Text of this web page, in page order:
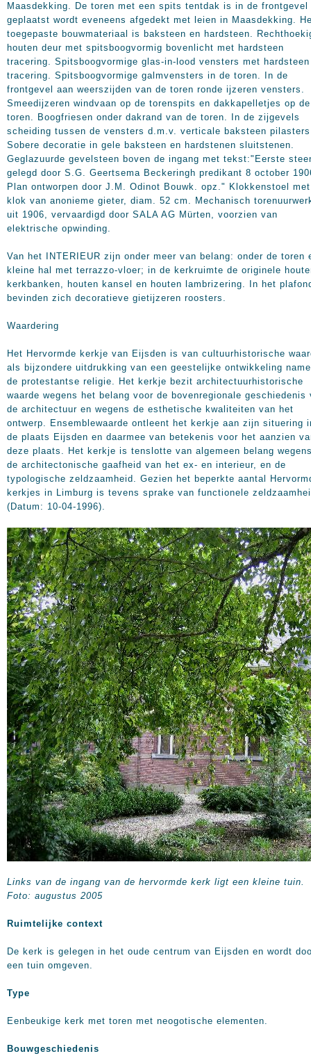
Maasdekking. De toren met een spits tentdak is in de frontgevel
geplaatst wordt eveneens afgedekt met leien in Maasdekking.
toegepaste bouwmateriaal is baksteen en hardsteen.
houten deur met spitsboogvormig bovenlicht met hardsteen
tracering. Spitsboogvormige glas-in-lood vensters met hardsteen
tracering. Spitsboogvormige galmvensters in de toren. In de
frontgevel aan weerszijden van de toren ronde ijzeren vensters.
Smeedijzeren windvaan op de torenspits en dakkapelletjes op de
toren. Boogfriesen onder dakrand van de toren. In de zijgevels
scheiding tussen de vensters d.m.v. verticale baksteen
Sobere decoratie in gele baksteen en hardstenen sluitstenen.
Geglazuurde gevelsteen boven de ingang met tekst:"Eerste
gelegd door S.G. Geertsema Beckeringh predikant 8 october
Plan ontworpen door J.M. Odinot Bouwk. opz." Klokkenstoel met
klok van anonieme gieter, diam. 52 cm. Mechanisch
uit 1906, vervaardigd door SALA AG Mürten, voorzien van
elektrische opwinding.
Van het INTERIEUR zijn onder meer van belang: onder de toren
kleine hal met terrazzo-vloer; in de kerkruimte de originele
kerkbanken, houten kansel en houten lambrizering. In het
bevinden zich decoratieve gietijzeren roosters.
Waardering
Het Hervormde kerkje van Eijsden is van cultuurhistorische
als bijzondere uitdrukking van een geestelijke ontwikkeling
de protestantse religie. Het kerkje bezit architectuurhistorische
waarde wegens het belang voor de bovenregionale geschiedenis
de architectuur en wegens de esthetische kwaliteiten van het
ontwerp. Ensemblewaarde ontleent het kerkje aan zijn situering
de plaats Eijsden en daarmee van betekenis voor het aanzien
deze plaats. Het kerkje is tenslotte van algemeen belang
de architectonische gaafheid van het ex- en interieur, en de
typologische zeldzaamheid. Gezien het beperkte aantal
kerkjes in Limburg is tevens sprake van functionele
(Datum: 10-04-1996).
Links van de ingang van de hervormde kerk ligt een kleine tuin.
Foto: augustus 2005
Ruimtelijke context
De kerk is gelegen in het oude centrum van Eijsden en wordt
een tuin omgeven.
Type
Eenbeukige kerk met toren met neogotische elementen.
Bouwgeschiedenis